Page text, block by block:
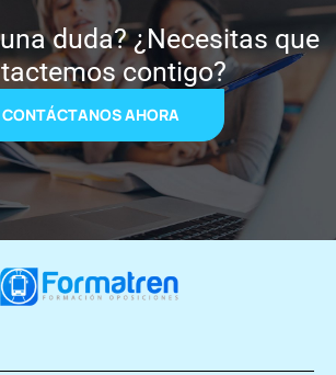
duda? ¿Necesitas que
contigo?
CONTÁCTANOS AHORA